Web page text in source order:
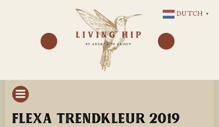
NAAR
DE
INHOUD
FLEXA TRENDKLEUR 2019
DUTCH ▼